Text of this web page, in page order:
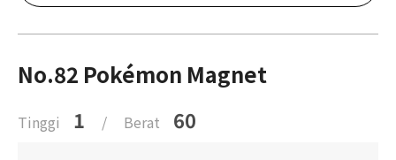
No.82 Pokémon Magnet
Tinggi 1 / Berat 60